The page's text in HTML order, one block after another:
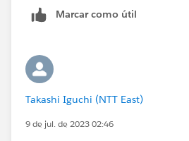
いにしています。例えば次の図の
12時3分まで部屋にいたときは、
このように、リレーションによっ
ードに対して複数の在室時間帯の
Marcar como útil
Takashi Iguchi (NTT East)
9 de jul. de 2023 02:46